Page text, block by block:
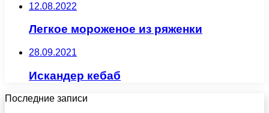
12.08.2022
Легкое мороженое из ряженки
28.09.2021
Искандер кебаб
Последние записи